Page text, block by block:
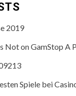
2019
Not on GamStop A
Spiele bei